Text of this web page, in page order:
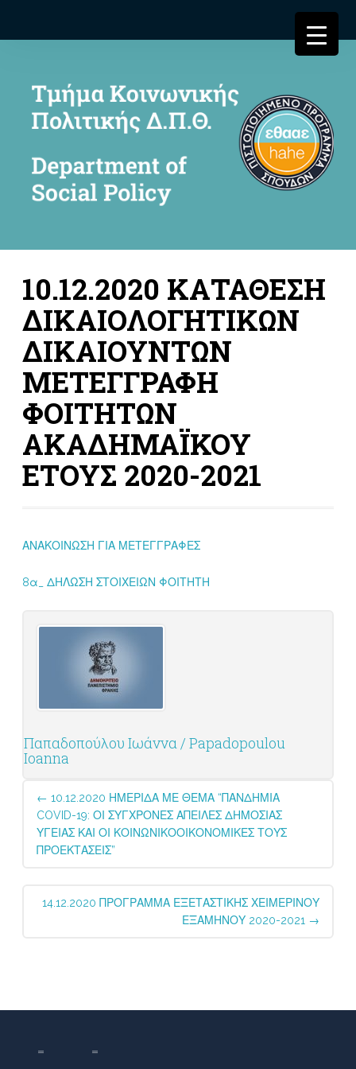
10.12.2020 ΚΑΤΑΘΕΣΗ
ΔΙΚΑΙΟΛΟΓΗΤΙΚΩΝ
ΔΙΚΑΙΟΥΝΤΩΝ
ΜΕΤΕΓΓΡΑΦΗ
ΦΟΙΤΗΤΩΝ
ΑΚΑΔΗΜΑΪΚΟΥ
ΕΤΟΥΣ 2020-2021
ΑΝΑΚΟΙΝΩΣΗ ΓΙΑ ΜΕΤΕΓΓΡΑΦΕΣ
8α_ ΔΗΛΩΣΗ ΣΤΟΙΧΕΙΩΝ ΦΟΙΤΗΤΗ
Παπαδοπούλου Ιωάννα / Papadopoulou
Ioanna
Post
navigation
← 10.12.2020 ΗΜΕΡΙΔΑ ΜΕ ΘΕΜΑ “ΠΑΝΔΗΜΙΑ
COVID-19: ΟΙ ΣΥΓΧΡΟΝΕΣ ΑΠΕΙΛΕΣ ΔΗΜΟΣΙΑΣ
ΥΓΕΙΑΣ ΚΑΙ ΟΙ ΚΟΙΝΩΝΙΚΟΟΙΚΟΝΟΜΙΚΕΣ ΤΟΥΣ
ΠΡΟΕΚΤΑΣΕΙΣ”
14.12.2020 ΠΡΟΓΡΑΜΜΑ ΕΞΕΤΑΣΤΙΚΗΣ ΧΕΙΜΕΡΙΝΟΥ
ΕΞΑΜΗΝΟΥ 2020-2021 →